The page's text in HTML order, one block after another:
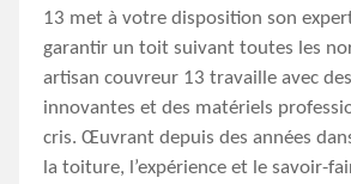
13 met à votre disposition son
garantir un toit suivant toutes les
artisan couvreur 13 travaille avec
innovantes et des matériels
cris. Œuvrant depuis des années
la toiture, l’expérience et le savoir-